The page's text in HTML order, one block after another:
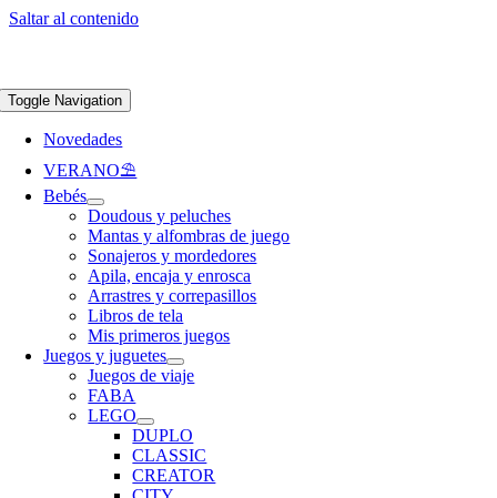
Saltar al contenido
Toggle Navigation
Novedades
VERANO⛱️​
Bebés
Doudous y peluches
Mantas y alfombras de juego
Sonajeros y mordedores
Apila, encaja y enrosca
Arrastres y correpasillos
Libros de tela
Mis primeros juegos
Juegos y juguetes
Juegos de viaje
FABA
LEGO
DUPLO
CLASSIC
CREATOR